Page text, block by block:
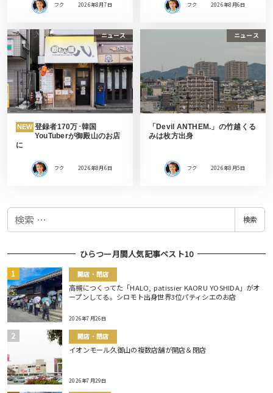
フク 2026年8月7日 フク 2026年8月6日
ニュース
NEW 登録者170万･韓国
YouTuberが御殿山のお店
に
フク 2026年8月6日
ニュース
「Devil ANTHEM.」の竹越くる
みは枚方出身
フク 2026年8月5日
検
検索
ひらつー月間人気記事ベスト10
開店・閉店
高槻につくってた「HALO, patissier KAORU YOSHIDA」がオ
ープンしてる。シロモト出身世界3位パティシエのお店
2026年7月26日
開店・閉店
イオンモール久御山の複数店舗が開店＆閉店
2026年7月29日